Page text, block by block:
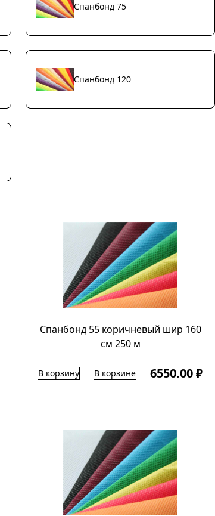
Спанбонд 75
Спанбонд 120
Спанбонд 55 коричневый шир 160
см 250 м
В корзину В корзине 6550.00 ₽